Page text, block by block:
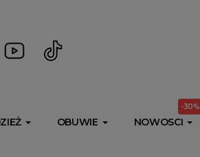
OBUWIE NOWOSCI
-30%